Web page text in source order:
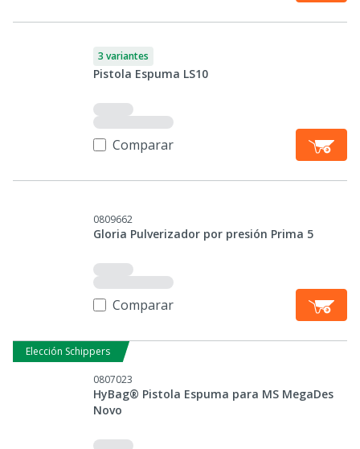
3 variantes
Pistola Espuma LS10
Comparar
0809662
Gloria Pulverizador por presión Prima 5
Comparar
Elección Schippers
0807023
HyBag® Pistola Espuma para MS MegaDes
Novo